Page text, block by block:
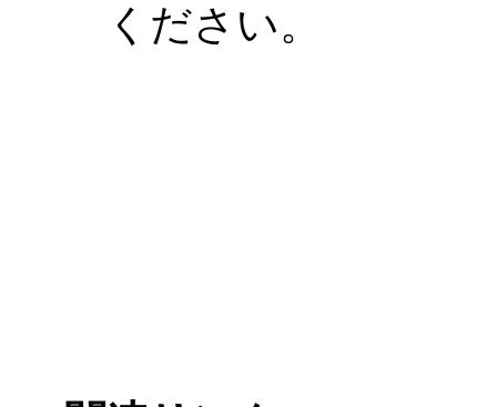
ください。